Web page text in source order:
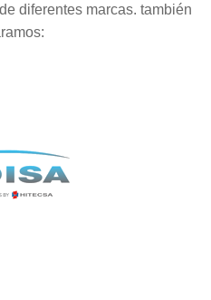
diferentes marcas. también